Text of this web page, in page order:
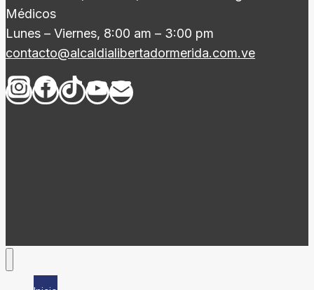
Médicos
Lunes – Viernes, 8:00 am – 3:00 pm
contacto@alcaldialibertadormerida.com.ve